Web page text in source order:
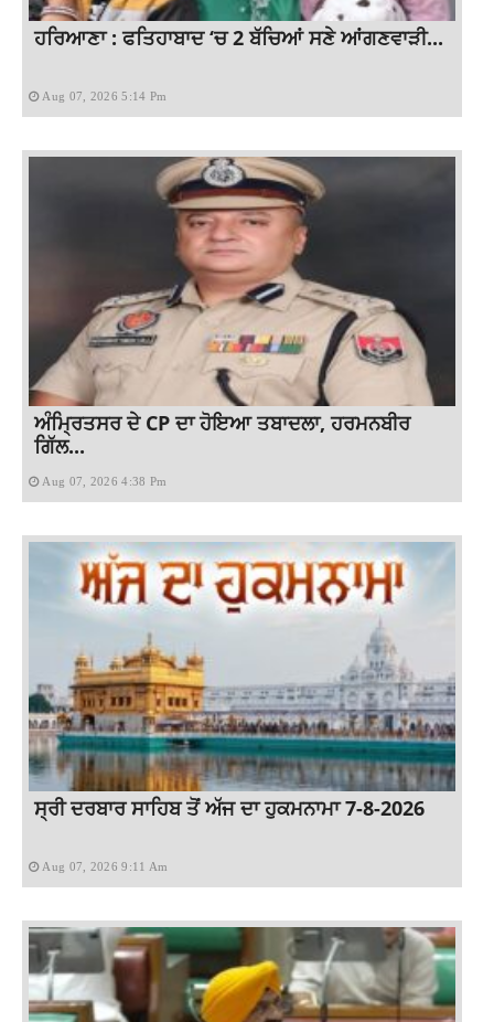
ਹਰਿਆਣਾ : ਫਤਿਹਾਬਾਦ ‘ਚ 2 ਬੱਚਿਆਂ ਸਣੇ ਆਂਗਣਵਾੜੀ...
Aug 07, 2026 5:14 Pm
ਅੰਮ੍ਰਿਤਸਰ ਦੇ CP ਦਾ ਹੋਇਆ ਤਬਾਦਲਾ, ਹਰਮਨਬੀਰ
ਗਿੱਲ...
Aug 07, 2026 4:38 Pm
ਸ੍ਰੀ ਦਰਬਾਰ ਸਾਹਿਬ ਤੋਂ ਅੱਜ ਦਾ ਹੁਕਮਨਾਮਾ 7-8-2026
Aug 07, 2026 9:11 Am